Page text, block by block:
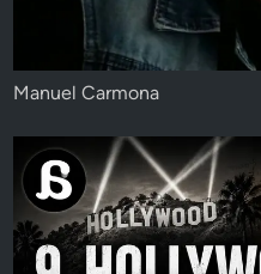
Manuel Carmona